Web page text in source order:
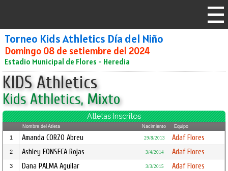
Torneo Kids Athletics Día del Niño
Domingo 08 de setiembre del 2024
Estadio Municipal de Flores - Heredia
KIDS Athletics
Kids Athletics, Mixto
Atletas Inscritos
Nombre del Atleta Nacimiento Equipo
1 Amanda CORZO Abreu 29/8/2013 Adaf Flores
2 Ashley FONSECA Rojas 3/4/2014 Adaf Flores
3 Dana PALMA Aguilar 3/3/2015 Adaf Flores